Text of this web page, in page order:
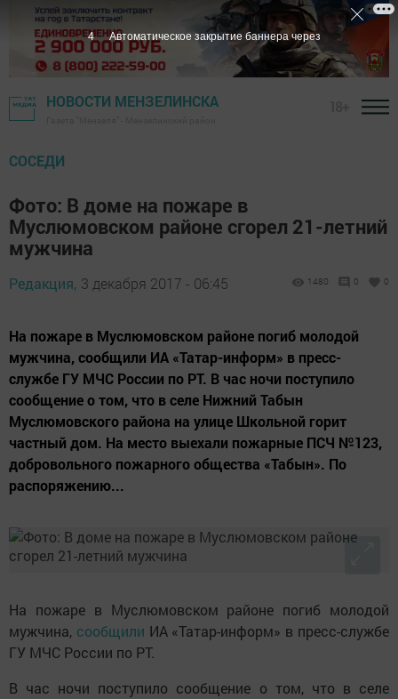
НОВОСТИ МЕНЗЕЛИНСКА
СОСЕДИ
Фото: В доме на пожаре в
Муслюмовском районе сгорел 21-летний
мужчина
Редакция, 3 декабря 2017 - 06:45 1480 0 0
На пожаре в Муслюмовском районе погиб молодой
мужчина, сообщили ИА «Татар-информ» в пресс-
службе ГУ МЧС России по РТ. В час ночи поступило
сообщение о том, что в селе Нижний Табын
Муслюмовского района на улице Школьной горит
частный дом. На место выехали пожарные ПСЧ №123,
добровольного пожарного общества «Табын». По
распоряжению...
На пожаре в Муслюмовском районе погиб молодой
мужчина, сообщили ИА «Татар-информ» в пресс-службе
ГУ МЧС России по РТ.
В час ночи поступило сообщение о том, что в селе
3 Автоматическое закрытие баннера через